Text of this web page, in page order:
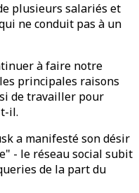
plusieurs salariés et
ne conduit pas à un
à faire notre
principales raisons
de travailler pour
il.
a manifesté son désir
- le réseau social subit
de la part du